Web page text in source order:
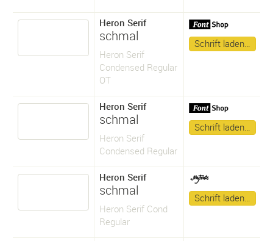
Heron Serif
schmal
Heron Serif
Condensed Regular
OT
Schrift laden…
Heron Serif
schmal
Heron Serif
Condensed Regular
Schrift laden…
Heron Serif
schmal
Heron Serif Cond
Regular
Schrift laden…